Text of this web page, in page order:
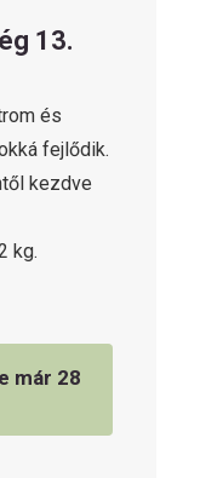
13.
és
fejlődik.
kezdve
kg.
már 28